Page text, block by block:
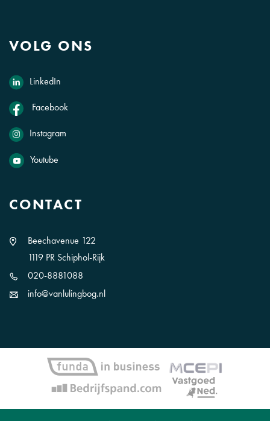
VOLG ONS
LinkedIn
Facebook
Instagram
Youtube
CONTACT
Beechavenue 122
1119 PR Schiphol-Rijk
020-8881088
info@vanlulingbog.nl